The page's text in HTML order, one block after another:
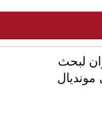
لبحث